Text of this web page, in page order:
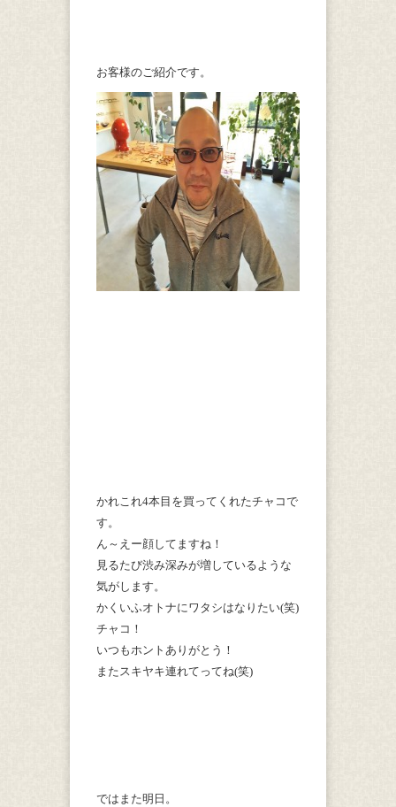
お客様のご紹介です。
かれこれ4本目を買ってくれたチャコで
す。
ん～えー顔してますね！
見るたび渋み深みが増しているような
気がします。
かくいふオトナにワタシはなりたい(笑)
チャコ！
いつもホントありがとう！
またスキヤキ連れてってね(笑)
ではまた明日。